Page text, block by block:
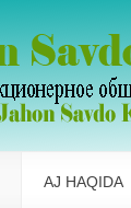
AJ HAQIDA